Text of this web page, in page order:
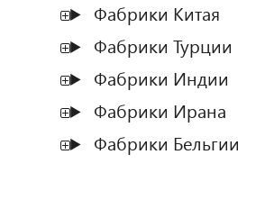
Фабрики Китая
Фабрики Турции
Фабрики Индии
Фабрики Ирана
Фабрики Бельгии